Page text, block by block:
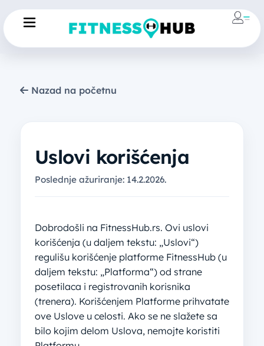
Nazad na početnu
Uslovi korišćenja
Poslednje ažuriranje: 14.2.2026.
Dobrodošli na FitnessHub.rs. Ovi uslovi
korišćenja (u daljem tekstu: „Uslovi“)
regulišu korišćenje platforme FitnessHub (u
daljem tekstu: „Platforma“) od strane
posetilaca i registrovanih korisnika
(trenera). Korišćenjem Platforme prihvatate
ove Uslove u celosti. Ako se ne slažete sa
bilo kojim delom Uslova, nemojte koristiti